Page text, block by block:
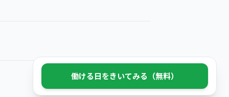
© 2026 Phonim Inc.
働ける日をきいてみる（無料）